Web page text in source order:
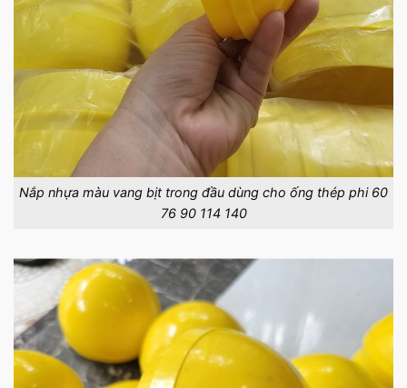
Nắp nhựa màu vang bịt trong đầu dùng cho ống thép phi 60
76 90 114 140